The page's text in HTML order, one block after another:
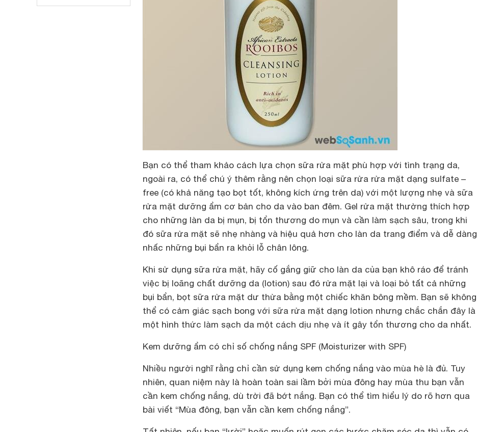
Bạn có thể tham khảo cách lựa chọn sữa rửa mặt phù hợp với tình trạng da,
ngoài ra, có thể chú ý thêm rằng nên chọn loại sữa rửa rửa mặt dạng sulfate –
free (có khả năng tạo bọt tốt, không kích ứng trên da) với một lượng nhẹ và sữa
rửa mặt dưỡng ẩm cơ bản cho da vào ban đêm. Gel rửa mặt thường thích hợp
cho những làn da bị mụn, bị tổn thương do mụn và cần làm sạch sâu, trong khi
đó sữa rửa mặt sẽ nhẹ nhàng và hiệu quả hơn cho làn da trang điểm và dễ dàng
nhấc những bụi bẩn ra khỏi lỗ chân lông.
Khi sử dụng sữa rửa mặt, hãy cố gắng giữ cho làn da của bạn khô ráo để tránh
việc bị loãng chất dưỡng da (lotion) sau đó rửa mặt lại và loại bỏ tất cả những
bụi bẩn, bọt sữa rửa mặt dư thừa bằng một chiếc khăn bông mềm. Bạn sẽ không
thể có cảm giác sạch bong với sữa rửa mặt dạng lotion nhưng chắc chắn đây là
một hình thức làm sạch da một cách dịu nhẹ và ít gây tổn thương cho da nhất.
Kem dưỡng ẩm có chỉ số chống nắng SPF (Moisturizer with SPF)
Nhiều người nghĩ rằng chỉ cần sử dụng kem chống nắng vào mùa hè là đủ. Tuy
nhiên, quan niệm này là hoàn toàn sai lầm bởi mùa đông hay mùa thu bạn vẫn
cần kem chống nắng, dù trời đã bớt nắng. Bạn có thể tìm hiểu lý do rõ hơn qua
bài viết “Mùa đông, bạn vẫn cần kem chống nắng”.